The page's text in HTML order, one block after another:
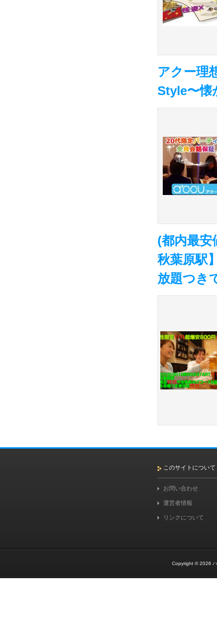
アクー理
Style〜懐
(都内最安
秋葉原駅
放題つき
このサイトについて
お問い合わせ
運営者情報
リンクについて
Copyright © 2026